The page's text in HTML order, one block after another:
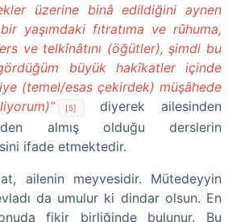
üzerine binâ edildiğini aynen
yaşımdaki fıtratıma ve rûhuma,
ve telkînâtını (öğütler), şimdi bu
büyük hakîkatler içinde
(temel/esas çekirdek) müşâhede
[5]
diyerek ailesinden
almış olduğu derslerin
ifade etmektedir.
ailenin meyvesidir. Mütedeyyin
da umulur ki dindar olsun. En
fikir birliğinde bulunur. Bu